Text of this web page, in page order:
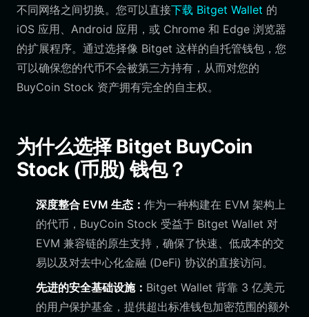
不同网络之间切换。您可以直接下载 Bitget Wallet 的
iOS 应用、Android 应用，或 Chrome 和 Edge 浏览器
的扩展程序。通过选择像 Bitget 这样的自托管钱包，您
可以确保您的代币不会被第三方持有，从而对您的
BuyCoin Stock 资产拥有完全的自主权。
为什么选择 Bitget BuyCoin
Stock (币股) 钱包？
深度整合 EVM 生态： 作为一种构建在 EVM 架构上
的代币，BuyCoin Stock 受益于 Bitget Wallet 对
EVM 兼容链的原生支持，确保了快速、低成本的交
易以及对去中心化金融 (DeFi) 协议的直接访问。
先进的安全基础设施： Bitget Wallet 背靠 3 亿美元
的用户保护基金，提供超出标准钱包加密范围的额外